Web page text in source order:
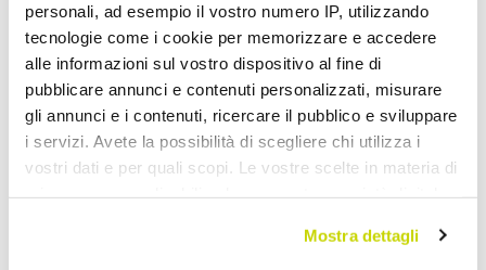
personali, ad esempio il vostro numero IP, utilizzando
tecnologie come i cookie per memorizzare e accedere
alle informazioni sul vostro dispositivo al fine di
pubblicare annunci e contenuti personalizzati, misurare
gli annunci e i contenuti, ricercare il pubblico e sviluppare
i servizi. Avete la possibilità di scegliere chi utilizza i
vostri dati e per quali scopi. Le vostre scelte in materia di
modificare o revocare il proprio consenso in qualsiasi
Mostra dettagli
Esstisch aus Glas mit
rechteckiger Platte Made
in Italy - Charles
€ 5.120,26
Esstisch mit quadratischer
Glasplatte und Holzsockel
Made in Italy - Kuadro
€ 13.516,33
- 20%